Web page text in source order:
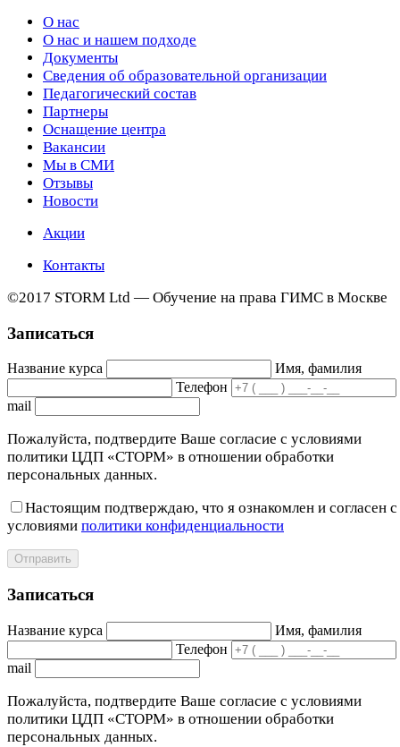
О нас
О нас и нашем подходе
Документы
Сведения об образовательной организации
Педагогический состав
Партнеры
Оснащение центра
Вакансии
Мы в СМИ
Отзывы
Новости
Акции
Контакты
©2017 STORM Ltd — Обучение на права ГИМС в Москве
Записаться
Название курса
Имя, фамилия
Телефон
mail
Пожалуйста, подтвердите Ваше согласие с условиями
политики ЦДП «СТОРМ» в отношении обработки
персональных данных.
Настоящим подтверждаю, что я ознакомлен и согласен с
условиями политики конфиденциальности
Отправить
Записаться
Название курса
Имя, фамилия
Телефон
mail
Пожалуйста, подтвердите Ваше согласие с условиями
политики ЦДП «СТОРМ» в отношении обработки
персональных данных.